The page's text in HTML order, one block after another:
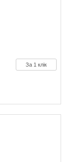
За 1 клік